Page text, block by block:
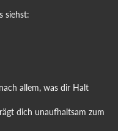
siehst:
allem, was dir Halt
dich unaufhaltsam zum